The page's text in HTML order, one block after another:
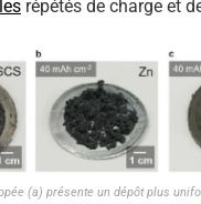
répétés de charge et
(a) présente un dépôt plus